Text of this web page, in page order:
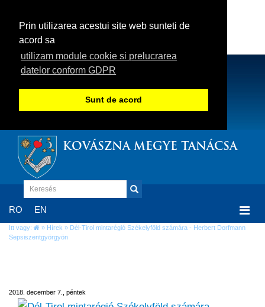
Prin utilizarea acestui site web sunteti de
acord sa
utilizam module cookie si prelucrarea
datelor conform GDPR
Sunt de acord
KOVÁSZNA MEGYE TANÁCSA
RO EN
Itt vagy: » Hírek » Dél-Tirol mintarégió Székelyföld számára - Herbert Dorfmann
Sepsiszentgyörgyön
2018. december 7., péntek